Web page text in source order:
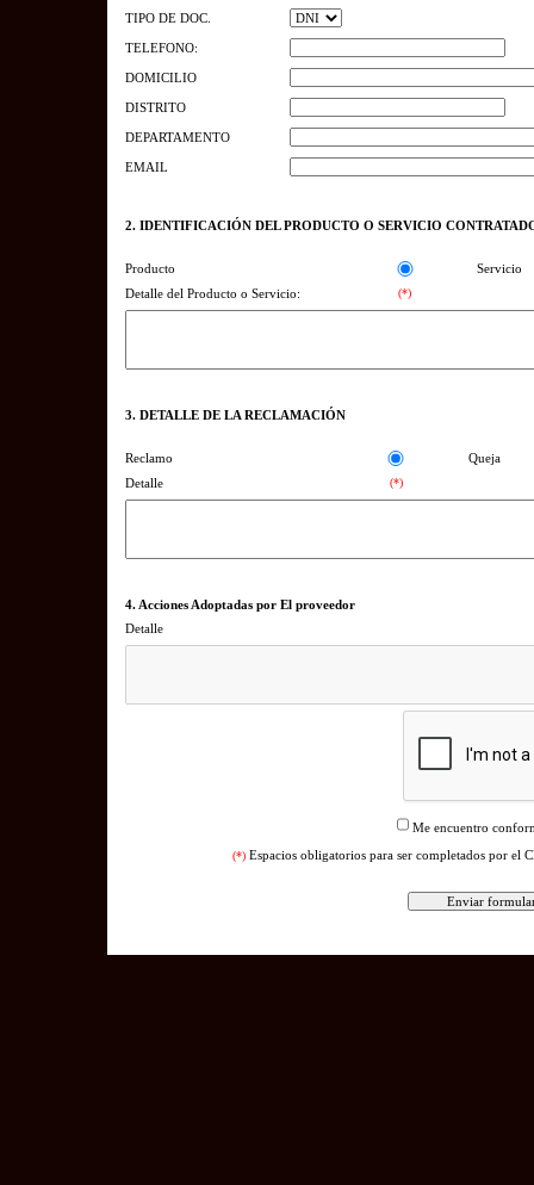
TIPO DE DOC.
TELEFONO:
DOMICILIO
DISTRITO
DEPARTAMENTO
EMAIL
2. IDENTIFICACIÓN DEL PRODUCTO O SERVICIO
Producto
Servicio
Detalle del Producto o Servicio:
(*)
3. DETALLE DE LA RECLAMACIÓN
Reclamo
Queja
Detalle
(*)
4. Acciones Adoptadas por El proveedor
Detalle
Me encuentro
(*) Espacios obligatorios para ser completados por el